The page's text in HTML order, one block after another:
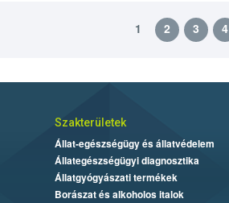
1 2 3 4
Szakterületek
Állat-egészségügy és állatvédelem
Állategészségügyi diagnosztika
Állatgyógyászati termékek
Borászat és alkoholos italok